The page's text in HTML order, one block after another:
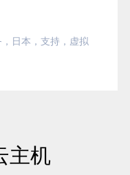
， 日本 ， 支持 ， 虚拟
主机